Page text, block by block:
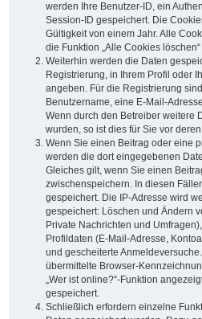
werden Ihre Benutzer-ID, ein
Session-ID gespeichert. Die
Gültigkeit von einem Jahr. Alle
die Funktion „Alle Cookies
Weiterhin werden die Daten
Registrierung, in Ihrem Profil oder
angeben. Für die Registrierung
Benutzername, eine E-Mail-
Wenn durch den Betreiber weitere
wurden, so ist dies für Sie vor
Wenn Sie einen Beitrag oder eine
werden die dort eingegebenen
Gleiches gilt, wenn Sie einen
zwischenspeichern. In diesen
gespeichert. Die IP-Adresse wird
gespeichert: Löschen und Ändern
Private Nachrichten und
Profildaten (E-Mail-Adresse,
und gescheiterte
übermittelte Browser-
„Wer ist online?“-Funktion
gespeichert.
Schließlich erfordern einzelne